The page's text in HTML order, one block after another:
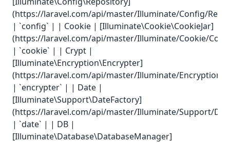
(https://laravel.com/api/master/Illuminate/Config/
| `config` | | Cookie | [Illuminate\Cookie\CookieJar]
(https://laravel.com/api/master/Illuminate/Cookie/
| `cookie` | | Crypt |
[Illuminate\Encryption\Encrypter]
(https://laravel.com/api/master/Illuminate/Encryption/
| `encrypter` | | Date |
[Illuminate\Support\DateFactory]
(https://laravel.com/api/master/Illuminate/Support/
| `date` | | DB |
[Illuminate\Database\DatabaseManager]